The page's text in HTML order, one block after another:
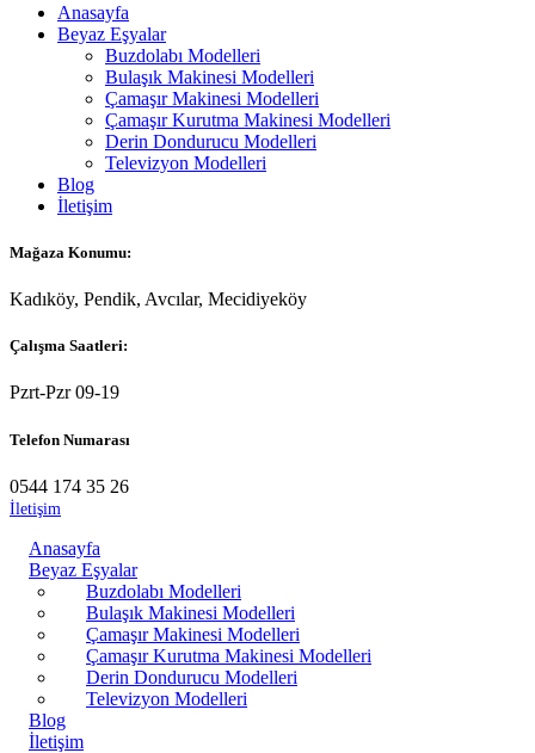
Anasayfa
Beyaz Eşyalar
Buzdolabı Modelleri
Bulaşık Makinesi Modelleri
Çamaşır Makinesi Modelleri
Çamaşır Kurutma Makinesi Modelleri
Derin Dondurucu Modelleri
Televizyon Modelleri
Blog
İletişim
Mağaza Konumu:
Kadıköy, Pendik, Avcılar, Mecidiyeköy
Çalışma Saatleri:
Pzrt-Pzr 09-19
Telefon Numarası
0544 174 35 26
İletişim
Anasayfa
Beyaz Eşyalar
Buzdolabı Modelleri
Bulaşık Makinesi Modelleri
Çamaşır Makinesi Modelleri
Çamaşır Kurutma Makinesi Modelleri
Derin Dondurucu Modelleri
Televizyon Modelleri
Blog
İletişim